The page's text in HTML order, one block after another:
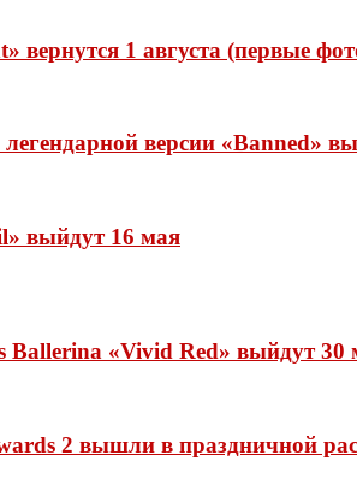
вернутся 1 августа (первые
версии «Banned»
выйдут 16 мая
Ballerina «Vivid Red» выйдут 30
2 вышли в праздничной